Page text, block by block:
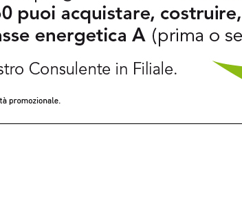
MONTAGNA E CULTURA: IL PROGRAMMA FINO A SETTEMBRE